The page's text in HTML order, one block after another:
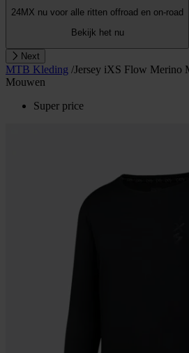
24MX nu voor alle ritten offroad en on-road
Bekijk het nu
Next
MTB Kleding /Jersey iXS Flow Merino
Mouwen
Super price